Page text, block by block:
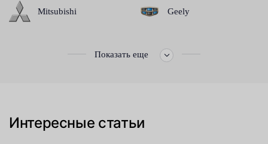
Mitsubishi Geely
Показать еще
Интересные статьи